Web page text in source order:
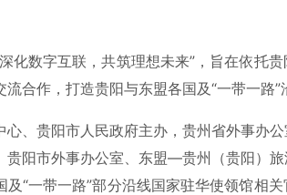
化数字互联，共筑理想未来”，旨在依托
合作，打造贵阳与东盟各国及“一带一路”
、贵阳市人民政府主办，贵州省外事办
贵阳市外事办公室、东盟—贵州（贵阳）
及“一带一路”部分沿线国家驻华使领馆相